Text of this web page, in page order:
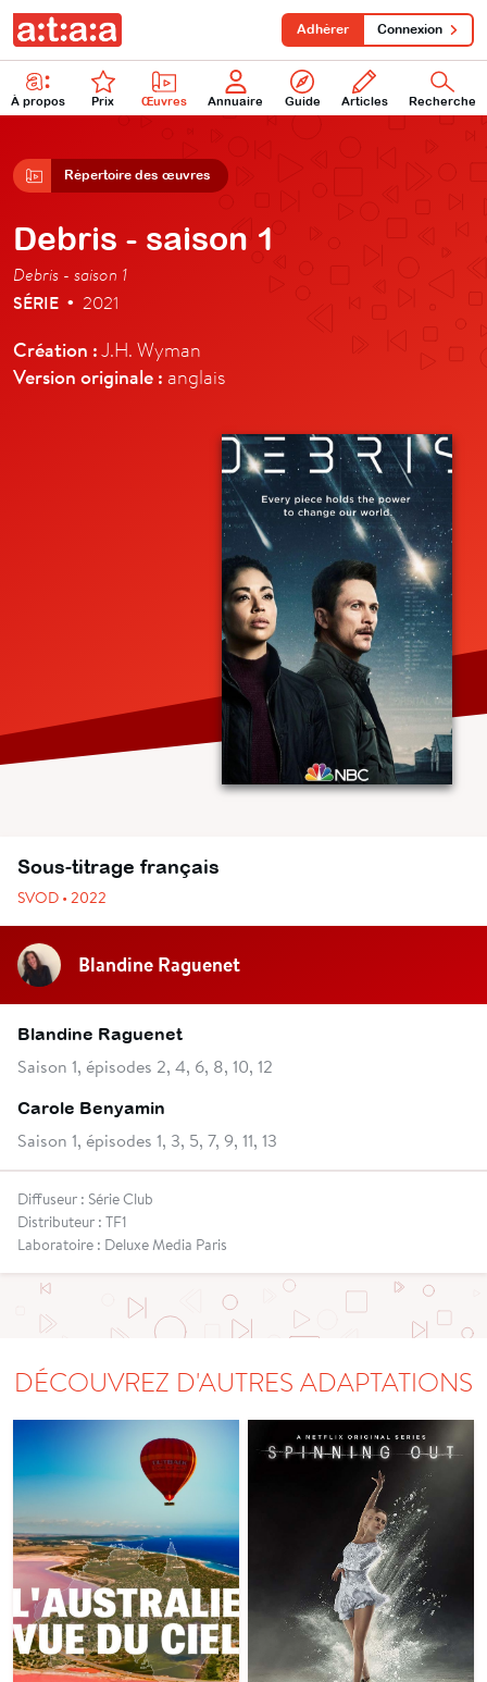
À propos Prix Œuvres Annuaire Guide Articles Recherche
Adhérer Connexion
Répertoire des œuvres
Debris - saison 1
Debris - saison 1
SÉRIE • 2021
Création :J.H. Wyman
Version originale : anglais
Sous-titrage français
SVOD • 2022
Blandine Raguenet
Blandine Raguenet
Saison 1, épisodes 2, 4, 6, 8, 10, 12
Carole Benyamin
Saison 1, épisodes 1, 3, 5, 7, 9, 11, 13
Diffuseur : Série Club
Distributeur : TF1
Laboratoire : Deluxe Media Paris
DÉCOUVREZ D'AUTRES ADAPTATIONS